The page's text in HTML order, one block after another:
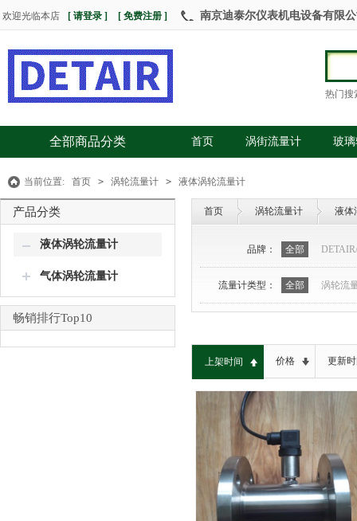
欢迎光临本店 [ 请登录 ] [ 免费注册 ] 南京迪泰尔仪表机电设备有限
热门搜
全部商品分类 首页 涡街流量计 玻
当前位置: 首页 > 涡轮流量计 > 液体涡轮流量计
产品分类
液体涡轮流量计
气体涡轮流量计
畅销排行Top10
首页 涡轮流量计 液体
品牌： 全部
流量计类型： 全部 涡轮流
上架时间 价格 更新